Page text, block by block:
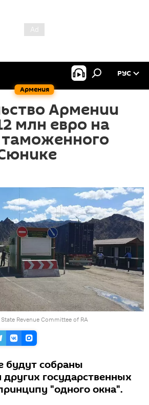
Армения
РУС
Армении
млн евро на
Revenue Committee of RA
будут собраны
других государственных
"одного окна".